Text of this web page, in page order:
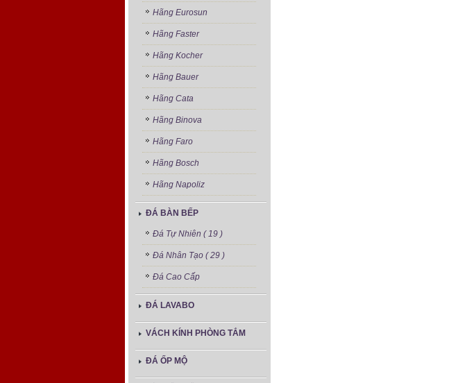
Hãng Eurosun
Hãng Faster
Hãng Kocher
Hãng Bauer
Hãng Cata
Hãng Binova
Hãng Faro
Hãng Bosch
Hãng Napoliz
ĐÁ BÀN BẾP
Đá Tự Nhiên ( 19 )
Đá Nhân Tạo ( 29 )
Đá Cao Cấp
ĐÁ LAVABO
VÁCH KÍNH PHÒNG TẮM
ĐÁ ỐP MỘ